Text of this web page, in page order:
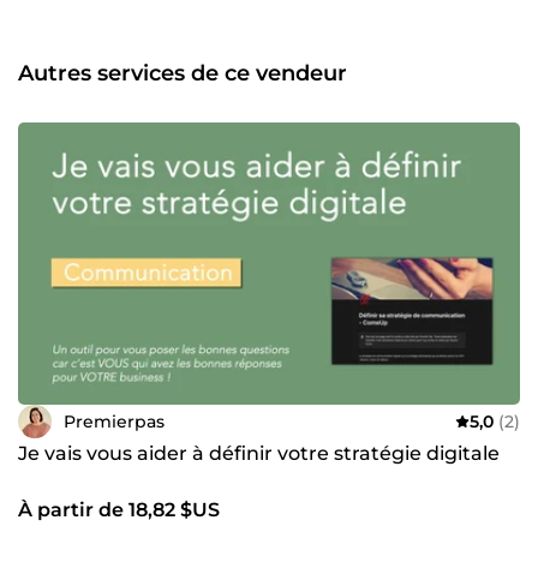
Autres services de ce vendeur
Premierpas 5,0 (2)
Je vais vous aider à définir votre stratégie digitale
À partir de 18,82 $US